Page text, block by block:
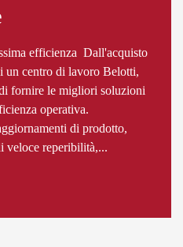
efficienza Dall'acquisto
un centro di lavoro Belotti,
fornire le migliori soluzioni
operativa.
di prodotto,
veloce reperibilità,...